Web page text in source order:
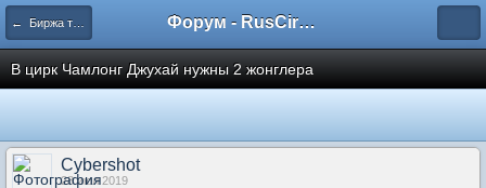
← Биржа труда Форум - RusCircus.ru
В цирк Чамлонг Джухай нужны 2 жонглера
Cybershot
28 июл 2019